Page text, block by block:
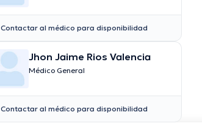
Contactar al médico para disponibilidad
Jhon Jaime Rios Valencia
Médico General
Contactar al médico para disponibilidad